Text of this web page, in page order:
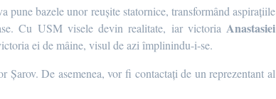
bazele unor reușite statornice, transformând aspirațiile
Cu USM visele devin realitate, iar victoria Anastasiei
ei de mâine, visul de azi împlinindu-i-se.
De asemenea, vor fi contactați de un reprezentant al